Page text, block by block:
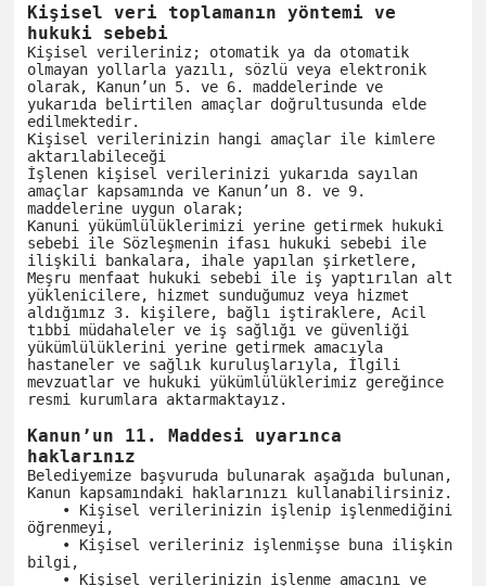
Kişisel veri toplamanın yöntemi ve
hukuki sebebi
Kişisel verileriniz; otomatik ya da otomatik
olmayan yollarla yazılı, sözlü veya elektronik
olarak, Kanun’un 5. ve 6. maddelerinde ve
yukarıda belirtilen amaçlar doğrultusunda elde
edilmektedir.
Kişisel verilerinizin hangi amaçlar ile kimlere
aktarılabileceği
İşlenen kişisel verilerinizi yukarıda sayılan
amaçlar kapsamında ve Kanun’un 8. ve 9.
maddelerine uygun olarak;
Kanuni yükümlülüklerimizi yerine getirmek hukuki
sebebi ile Sözleşmenin ifası hukuki sebebi ile
ilişkili bankalara, ihale yapılan şirketlere,
Meşru menfaat hukuki sebebi ile iş yaptırılan alt
yüklenicilere, hizmet sunduğumuz veya hizmet
aldığımız 3. kişilere, bağlı iştiraklere, Acil
tıbbi müdahaleler ve iş sağlığı ve güvenliği
yükümlülüklerini yerine getirmek amacıyla
hastaneler ve sağlık kuruluşlarıyla, İlgili
mevzuatlar ve hukuki yükümlülüklerimiz gereğince
resmi kurumlara aktarmaktayız.
Kanun’un 11. Maddesi uyarınca
haklarınız
Belediyemize başvuruda bulunarak aşağıda bulunan,
Kanun kapsamındaki haklarınızı kullanabilirsiniz.
öğrenmeyi,
bilgi,